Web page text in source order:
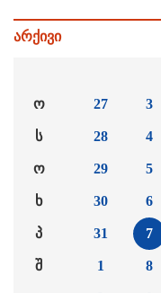
არქივი
ო
ს
ო
ხ
პ
შ
27
28
29
30
31
1
3
4
5
6
7
8